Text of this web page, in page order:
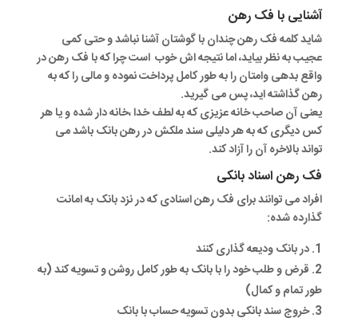
آشنایی با فک رهن
شاید کلمه فک رهن چندان با گوشتان آشنا نباشد و حتی کمی
عجیب به نظر بیاید، اما نتیجه اش خوب است چرا که با فک رهن در
واقع بدهی وامتان را به طور کامل پرداخت نموده و مالی را که به
رهن گذاشته اید، پس می گیرید.
یعنی آن صاحب خانه عزیزی که به لطف خدا ،خانه دار شده و یا هر
کس دیگری که به هر دلیلی سند ملکش در رهن بانک باشد می
تواند بالاخره آن را آزاد کند.
فک رهن اسناد بانکی
افراد می توانند برای فک رهن اسنادی که در نزد بانک به امانت
گذارده شده:
در بانک ودیعه گذاری کنند
قرض و طلب خود را با بانک به طور کامل روشن و تسویه کند (به
طور تمام و کمال)
خروج سند بانکی بدون تسویه حساب با بانک